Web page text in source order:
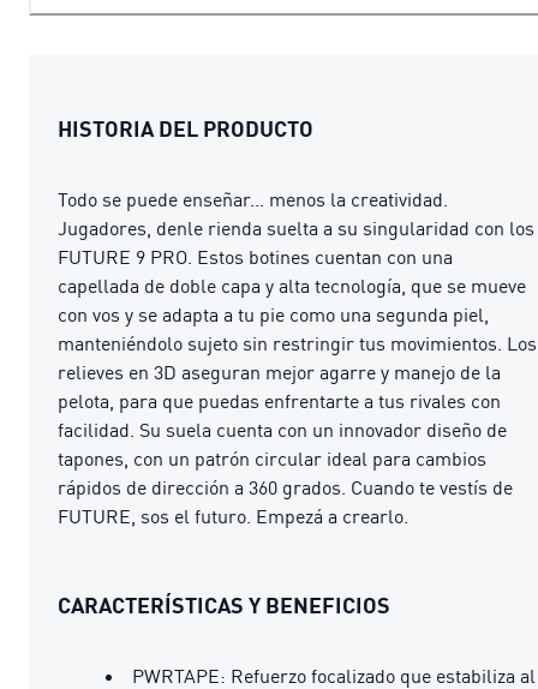
HISTORIA DEL PRODUCTO
Todo se puede enseñar... menos la creatividad.
Jugadores, denle rienda suelta a su singularidad con los
FUTURE 9 PRO. Estos botines cuentan con una
capellada de doble capa y alta tecnología, que se mueve
con vos y se adapta a tu pie como una segunda piel,
manteniéndolo sujeto sin restringir tus movimientos. Los
relieves en 3D aseguran mejor agarre y manejo de la
pelota, para que puedas enfrentarte a tus rivales con
facilidad. Su suela cuenta con un innovador diseño de
tapones, con un patrón circular ideal para cambios
rápidos de dirección a 360 grados. Cuando te vestís de
FUTURE, sos el futuro. Empezá a crearlo.
CARACTERÍSTICAS Y BENEFICIOS
PWRTAPE: Refuerzo focalizado que estabiliza al